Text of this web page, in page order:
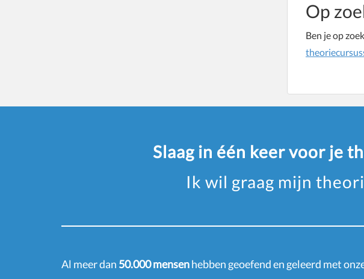
Op
Ben je op
Slaag in één keer voor je
Ik wil graag mijn
Al meer dan 50.000 mensenhebben geoefend en geleerd met